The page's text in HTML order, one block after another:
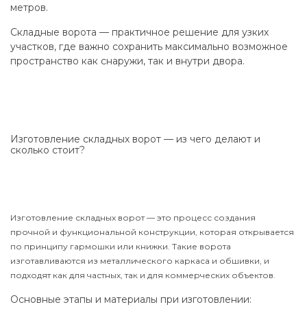
метров.
Складные ворота — практичное решение для узких
участков, где важно сохранить максимально возможное
пространство как снаружи, так и внутри двора.
Изготовление складных ворот — из чего делают и
сколько стоит?
Изготовление складных ворот — это процесс создания
прочной и функциональной конструкции, которая открывается
по принципу гармошки или книжки. Такие ворота
изготавливаются из металлического каркаса и обшивки, и
подходят как для частных, так и для коммерческих объектов.
Основные этапы и материалы при изготовлении: